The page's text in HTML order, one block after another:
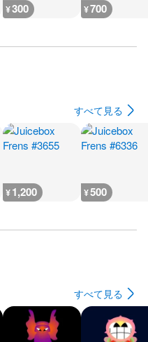
¥300 ¥700
すべて見る
¥1,200 ¥500
すべて見る